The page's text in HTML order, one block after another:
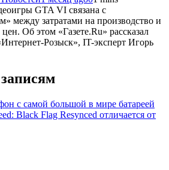
GTA VI связана с
между затратами на производство и
Об этом «Газете.Ru» рассказал
Розыск», IT-эксперт Игорь
с самой большой в мире батареей
Black Flag Resynced отличается от